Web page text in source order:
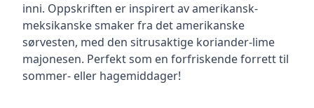
inni. Oppskriften er inspirert av amerikansk-
meksikanske smaker fra det amerikanske
sørvesten, med den sitrusaktige koriander-lime
majonesen. Perfekt som en forfriskende forrett til
sommer- eller hagemiddager!